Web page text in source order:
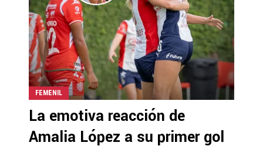
FEMENIL
La emotiva reacción de
Amalia López a su primer gol